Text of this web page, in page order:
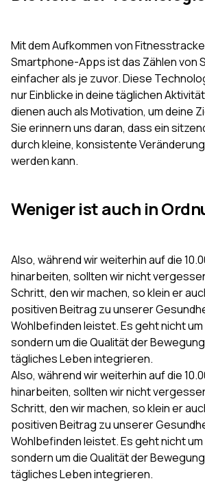
Mit dem Aufkommen von
Smartphone-Apps ist das Zählen von
einfacher als je zuvor. Diese
nur Einblicke in deine täglichen
dienen auch als Motivation, um deine
Sie erinnern uns daran, dass ein
durch kleine, konsistente
werden kann.
Weniger ist auch in
Also, während wir weiterhin auf die
hinarbeiten, sollten wir nicht
Schritt, den wir machen, so klein er
positiven Beitrag zu unserer
Wohlbefinden leistet. Es geht nicht
sondern um die Qualität der
tägliches Leben integrieren.
Also, während wir weiterhin auf die
hinarbeiten, sollten wir nicht
Schritt, den wir machen, so klein er
positiven Beitrag zu unserer
Wohlbefinden leistet. Es geht nicht
sondern um die Qualität der
tägliches Leben integrieren.